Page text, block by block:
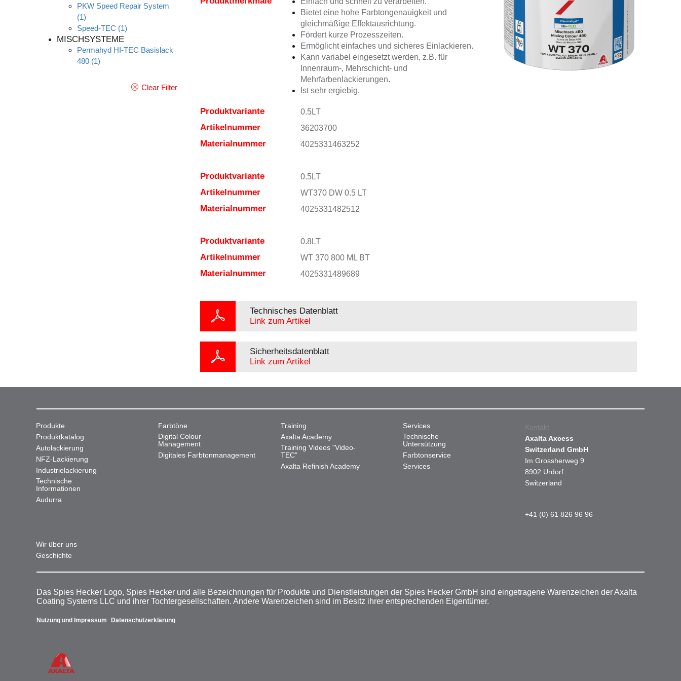
PKW Speed Repair System
(1)
Speed-TEC (1)
MISCHSYSTEME
Permahyd HI-TEC Basislack
480 (1)
Clear Filter
Bietet eine hohe Farbtongenauigkeit und
gleichmäßige Effektausrichtung.
Fördert kurze Prozesszeiten.
Ermöglicht einfaches und sicheres Einlackieren.
Kann variabel eingesetzt werden, z.B. für
Innenraum-, Mehrschicht- und
Mehrfarbenlackierungen.
Ist sehr ergiebig.
Produktvariante 0.5LT
Artikelnummer 36203700
Materialnummer 4025331463252
Produktvariante 0.5LT
Artikelnummer WT370 DW 0.5 LT
Materialnummer 4025331482512
Produktvariante 0.8LT
Artikelnummer WT 370 800 ML BT
Materialnummer 4025331489689
Technisches Datenblatt
Link zum Artikel
Sicherheitsdatenblatt
Link zum Artikel
Produkte
Produktkatalog
Autolackierung
NFZ-Lackierung
Industrielackierung
Technische
Informationen
Audurra
Farbtöne
Digital Colour
Management
Digitales Farbtonmanagement
Training
Axalta Academy
Training Videos "Video-
TEC"
Axalta Refinish Academy
Services
Technische
Untersützung
Farbtonservice
Services
Wir über uns
Geschichte
Kontakt
Axalta Axcess
Switzerland GmbH
Im Grossherweg 9
8902 Urdorf
Switzerland
+41 (0) 61 826 96 96
Das Spies Hecker Logo, Spies Hecker und alle Bezeichnungen für Produkte und Dienstleistungen der Spies Hecker GmbH sind eingetragene Warenzeichen der Axalta
Coating Systems LLC und ihrer Tochtergesellschaften. Andere Warenzeichen sind im Besitz ihrer entsprechenden Eigentümer.
Nutzung und Impressum Datenschutzerklärung